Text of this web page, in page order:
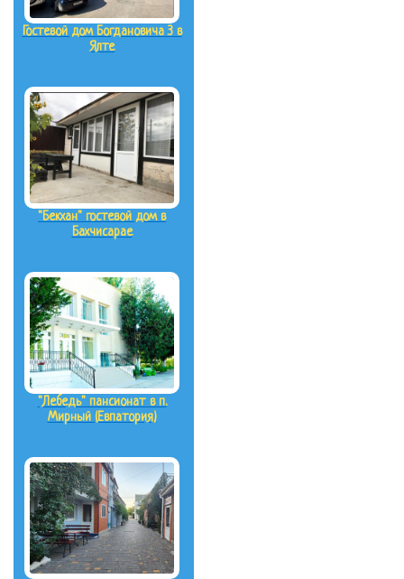
Гостевой дом Богдановича 3 в
Ялте
"Бекхан" гостевой дом в
Бахчисарае
"Лебедь" пансионат в п.
Мирный (Евпатория)